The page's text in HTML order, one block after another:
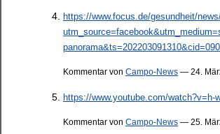
https://www.focus.de/gesundheit/
Kommentar von Campo-News — 24.
https://www.youtube.com/watch?v=h-
Kommentar von Campo-News — 25.